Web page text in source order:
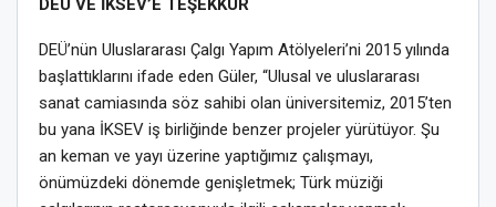
DEÜ VE İKSEV’E TEŞEKKÜR
DEÜ’nün Uluslararası Çalgı Yapım Atölyeleri’ni 2015 yılında
başlattıklarını ifade eden Güler, “Ulusal ve uluslararası
sanat camiasında söz sahibi olan üniversitemiz, 2015’ten
bu yana İKSEV iş birliğinde benzer projeler yürütüyor. Şu
an keman ve yayı üzerine yaptığımız çalışmayı,
önümüzdeki dönemde genişletmek; Türk müziği